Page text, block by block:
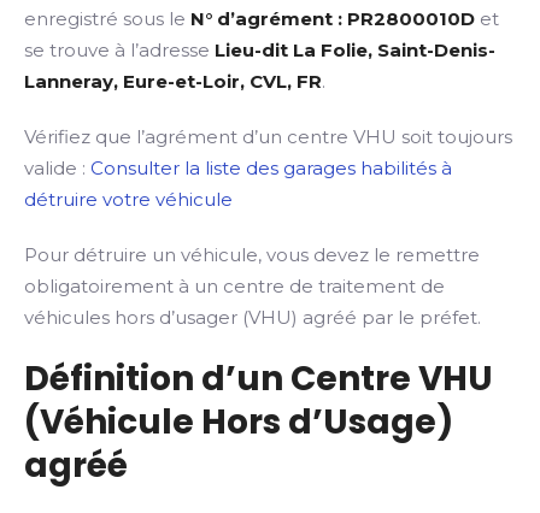
enregistré sous le N° d’agrément : PR2800010D et
se trouve à l’adresse Lieu-dit La Folie, Saint-Denis-
Lanneray, Eure-et-Loir, CVL, FR.
Vérifiez que l’agrément d’un centre VHU soit toujours
valide : Consulter la liste des garages habilités à
détruire votre véhicule
Pour détruire un véhicule, vous devez le remettre
obligatoirement à un centre de traitement de
véhicules hors d’usager (VHU) agréé par le préfet.
Définition d’un Centre VHU
(Véhicule Hors d’Usage)
agréé